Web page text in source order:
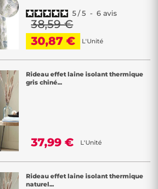
5/5 - 6 avis
38,59 €
30,87 €
L'Unité
Rideau effet laine isolant thermique
gris chiné...
37,99 € L'Unité
Rideau effet laine isolant thermique
naturel...